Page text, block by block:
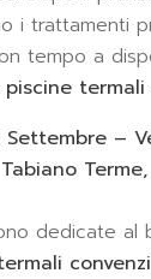
i trattamenti
tempo a
piscine termali
Settembre –
dedicate al